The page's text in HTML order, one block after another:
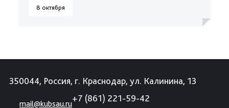
8 октября
350044, Россия, г. Краснодар, ул. Калинина, 13
mail@kubsau.ru
+7 (861) 221-59-42